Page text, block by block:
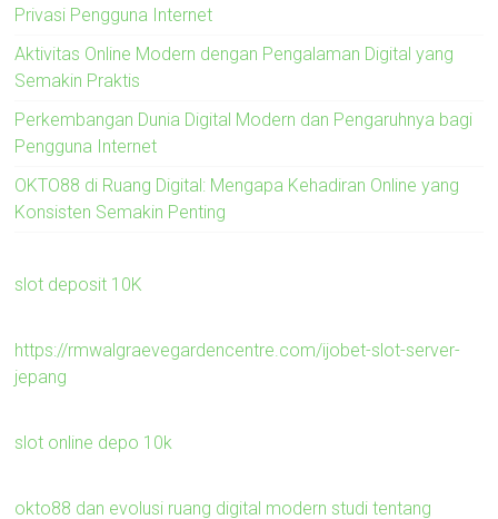
Privasi Pengguna Internet
Aktivitas Online Modern dengan Pengalaman Digital yang
Semakin Praktis
Perkembangan Dunia Digital Modern dan Pengaruhnya bagi
Pengguna Internet
OKTO88 di Ruang Digital: Mengapa Kehadiran Online yang
Konsisten Semakin Penting
slot deposit 10K
https://rmwalgraevegardencentre.com/ijobet-slot-server-
jepang
slot online depo 10k
okto88 dan evolusi ruang digital modern studi tentang